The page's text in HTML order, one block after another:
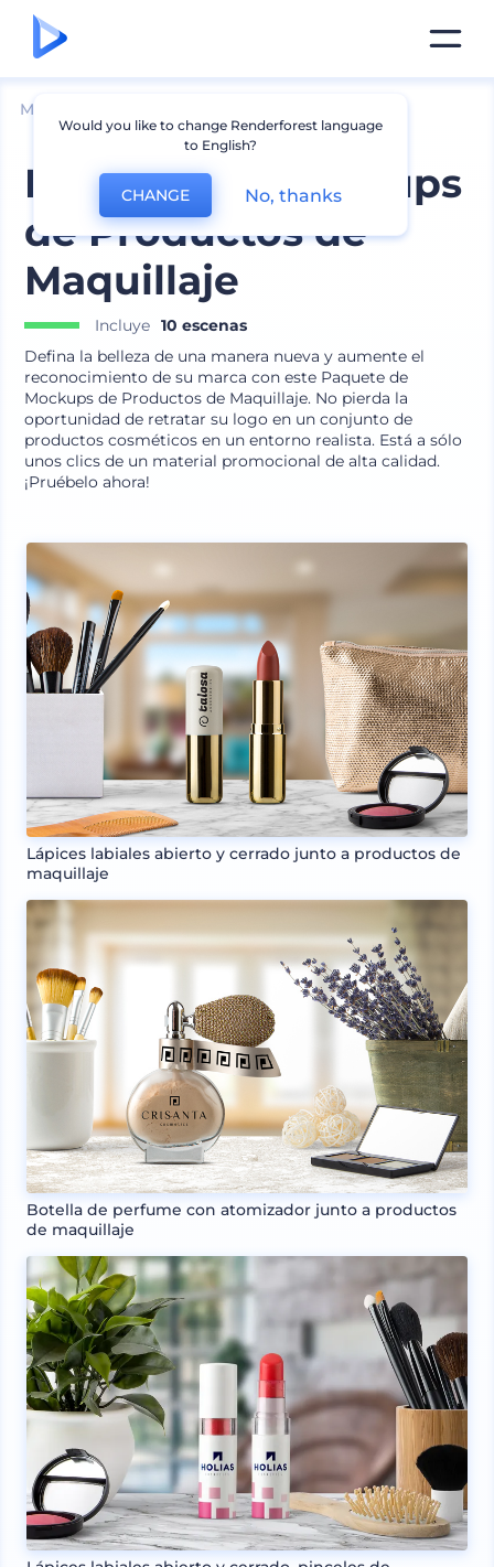
Mockups
Paquete de Mockups
de Productos de
Maquillaje
Incluye 10 escenas
Defina la belleza de una manera nueva y aumente el
reconocimiento de su marca con este Paquete de
Mockups de Productos de Maquillaje. No pierda la
oportunidad de retratar su logo en un conjunto de
productos cosméticos en un entorno realista. Está a sólo
unos clics de un material promocional de alta calidad.
¡Pruébelo ahora!
Lápices labiales abierto y cerrado junto a productos de
maquillaje
Botella de perfume con atomizador junto a productos
de maquillaje
Would you like to change Renderforest language
to English?
CHANGE No, thanks